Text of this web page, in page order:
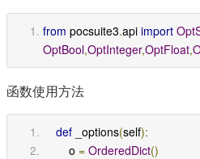
from pocsuite3.api import
OptBool,OptInteger,OptFloat,
函数使用方法
def _options(self):
        o
= OrderedDict()